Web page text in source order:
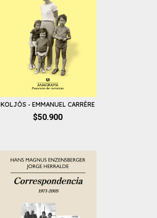
KOLJÓS - EMMANUEL CARRÈRE
$50.900